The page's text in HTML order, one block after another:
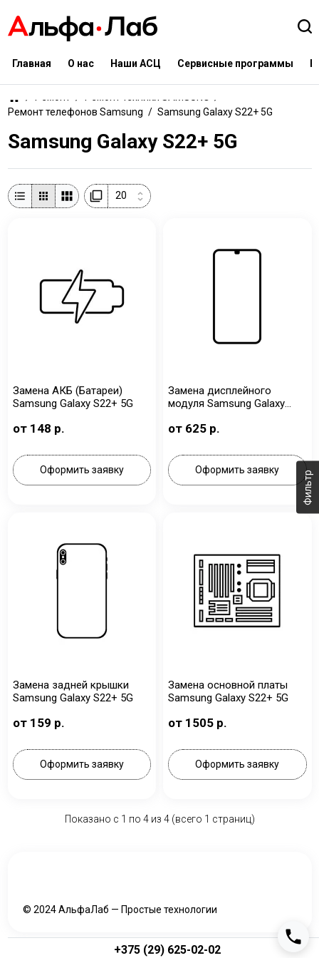
Главная О нас Наши АСЦ Сервисные программы
Фильтр
Ремонт телефонов Samsung
Samsung Galaxy S22+ 5G
Samsung Galaxy S22+ 5G
Замена АКБ (Батареи)
Samsung Galaxy S22+ 5G
от 148 р.
Оформить заявку
Замена дисплейного
модуля Samsung Galaxy
от 625 р.
Оформить заявку
Замена задней крышки
Samsung Galaxy S22+ 5G
от 159 р.
Оформить заявку
Замена основной платы
Samsung Galaxy S22+ 5G
от 1505 р.
Оформить заявку
Показано с 1 по 4из 4 (всего 1 страниц)
+375 (29) 625-02-02
© 2024 АльфаЛаб — Простые технологии